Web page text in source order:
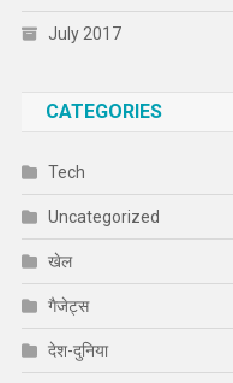
July 2017
CATEGORIES
Tech
Uncategorized
खेल
गैजेट्स
देश-दुनिया